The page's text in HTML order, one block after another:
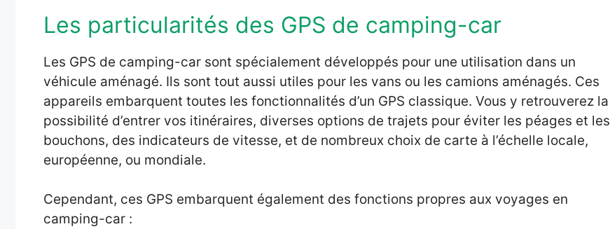
Les particularités des GPS de camping-car
Les GPS de camping-car sont spécialement développés pour une utilisation dans un
véhicule aménagé. Ils sont tout aussi utiles pour les vans ou les camions aménagés. Ces
appareils embarquent toutes les fonctionnalités d’un GPS classique. Vous y retrouverez la
possibilité d’entrer vos itinéraires, diverses options de trajets pour éviter les péages et les
bouchons, des indicateurs de vitesse, et de nombreux choix de carte à l’échelle locale,
européenne, ou mondiale.
Cependant, ces GPS embarquent également des fonctions propres aux voyages en
camping-car :